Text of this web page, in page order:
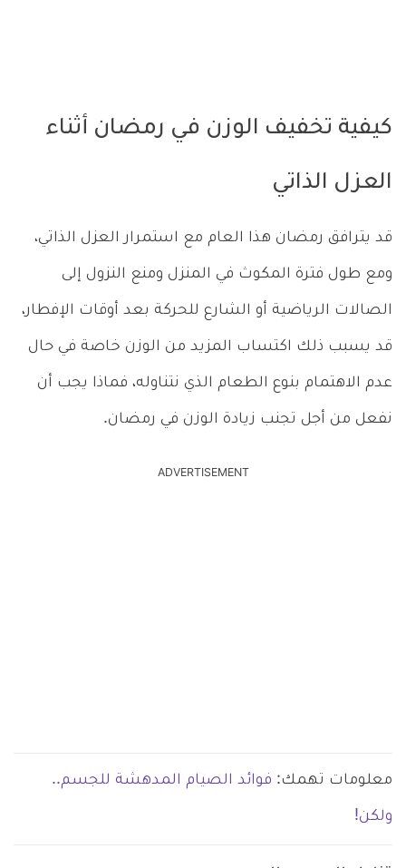
كيفية تخفيف الوزن في رمضان أثناء
العزل الذاتي
قد يترافق رمضان هذا العام مع استمرار العزل الذاتي،
ومع طول فترة المكوث في المنزل ومنع النزول إلى
الصالات الرياضية أو الشارع للحركة بعد أوقات الإفطار،
قد يسبب ذلك اكتساب المزيد من الوزن خاصة في حال
عدم الاهتمام بنوع الطعام الذي نتناوله، فماذا يجب أن
نفعل من أجل تجنب زيادة الوزن في رمضان.
ADVERTISEMENT
معلومات تهمك: فوائد الصيام المدهشة للجسم..
ولكن!